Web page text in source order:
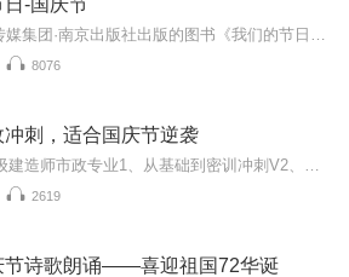
8076
冲刺，适合国庆节逆袭
2619
节诗歌朗诵——喜迎祖国72华诞